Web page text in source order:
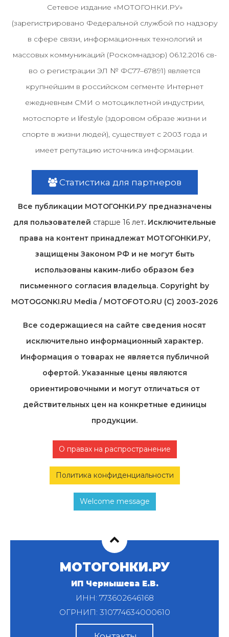
Сетевое издание «МОТОГОНКИ.РУ»
(зарегистрировано Федеральной службой по надзору
в сфере связи, информационных технологий и
массовых коммуникаций (Роскомнадзор) 06.12.2016 св-
во о регистрации ЭЛ № ФС77–67891) является
крупнейшим в российском сегменте Интернет
ежедневным СМИ о мотоциклетной индустрии,
мотоспорте и lifestyle (здоровом образе жизни и
спорте в жизни людей), существует с 2003 года и
имеет репутацию источника информации.
Статистика для партнеров
Все публикации МОТОГОНКИ.РУ предназначены
для пользователей старше 16 лет. Исключительные
права на контент принадлежат МОТОГОНКИ.РУ,
защищены Законом РФ и не могут быть
использованы каким-либо образом без
письменного согласия владельца. Copyright by
MOTOGONKI.RU Media / MOTOFOTO.RU (C) 2003-2026
Все содержащиеся на cайте сведения носят
исключительно информационный характер.
Информация о товарах не является публичной
офертой. Указанные цены являются
ориентировочными и могут отличаться от
действительных цен на конкретные единицы
продукции.
О правах на распространение
Политика конфиденциальности
Welcome message
МОТОГОНКИ.РУ
ИП Чернышева Е.В.
ИНН: 773602646168
ОГРНИП: 310774634000610